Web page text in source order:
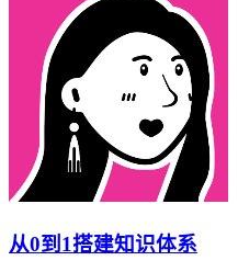
从0到1搭建知识体系